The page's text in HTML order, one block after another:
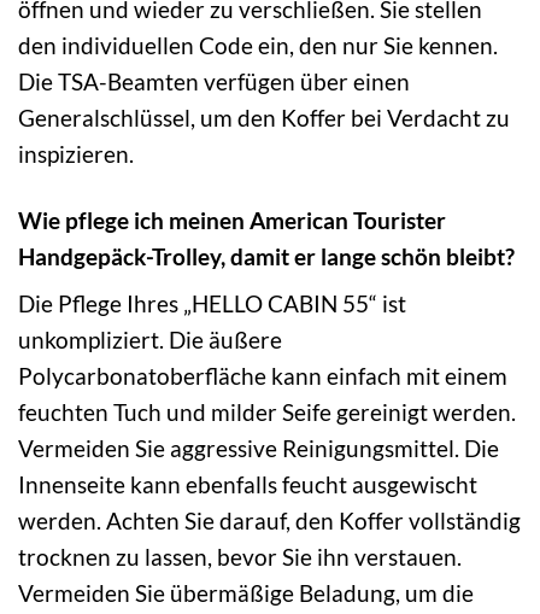
öffnen und wieder zu verschließen. Sie stellen
den individuellen Code ein, den nur Sie kennen.
Die TSA-Beamten verfügen über einen
Generalschlüssel, um den Koffer bei Verdacht zu
inspizieren.
Wie pflege ich meinen American Tourister
Handgepäck-Trolley, damit er lange schön bleibt?
Die Pflege Ihres „HELLO CABIN 55“ ist
unkompliziert. Die äußere
Polycarbonatoberfläche kann einfach mit einem
feuchten Tuch und milder Seife gereinigt werden.
Vermeiden Sie aggressive Reinigungsmittel. Die
Innenseite kann ebenfalls feucht ausgewischt
werden. Achten Sie darauf, den Koffer vollständig
trocknen zu lassen, bevor Sie ihn verstauen.
Vermeiden Sie übermäßige Beladung, um die